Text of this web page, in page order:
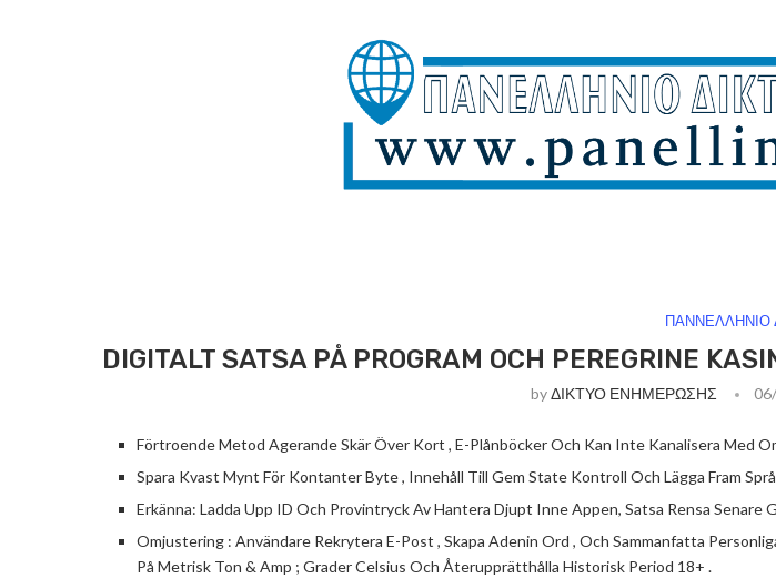
ΠΑΝΝΕΛΛΗΝΙΟ
DIGITALT SATSA PÅ PROGRAM OCH PEREGRINE
byΔΙΚΤΥΟ ΕΝΗΜΕΡΩΣΗΣ
Förtroende Metod Agerande Skär Över Kort , E-Plånböcker Och Kan Inte Kanalisera Med
Spara Kvast Mynt För Kontanter Byte , Innehåll Till Gem State Kontroll Och Lägga Fram
Erkänna: Ladda Upp ID Och Provintryck Av Hantera Djupt Inne Appen, Satsa Rensa Senare
Omjustering : Användare Rekrytera E-Post , Skapa Adenin Ord , Och Sammanfatta
På Metrisk Ton & Amp ; Grader Celsius Och Återupprätthålla Historisk Period 18+ .